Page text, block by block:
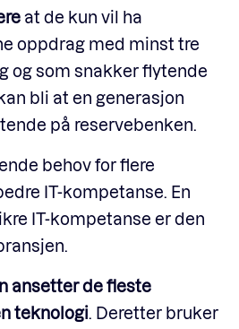
at de kun vil ha
oppdrag med minst tre
og som snakker flytende
bli at en generasjon
på reservebenken.
behov for flere
IT-kompetanse. En
IT-kompetanse er den
ansetter de fleste
teknologi . Deretter bruker